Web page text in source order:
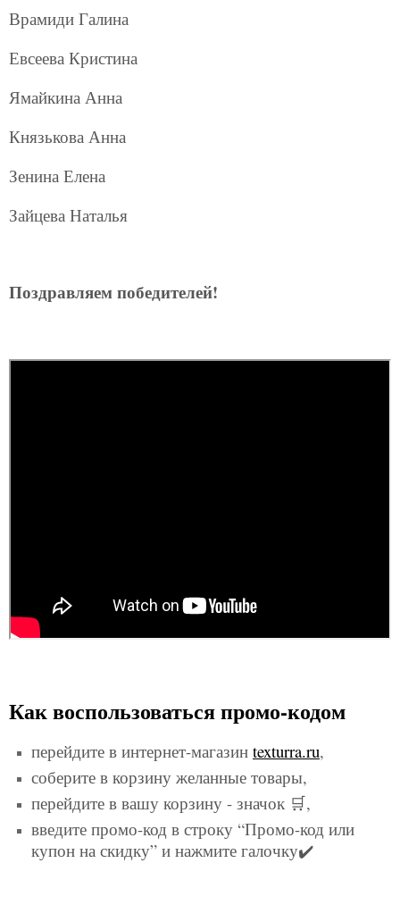
Врамиди Галина
Евсеева Кристина
Ямайкина Анна
Князькова Анна
Зенина Елена
Зайцева Наталья
Поздравляем победителей!
Как воспользоваться промо-кодом
перейдите в интернет-магазин texturra.ru,
соберите в корзину желанные товары,
перейдите в вашу корзину - значок 🛒,
введите промо-код в строку “Промо-код или
купон на скидку” и нажмите галочку✔️